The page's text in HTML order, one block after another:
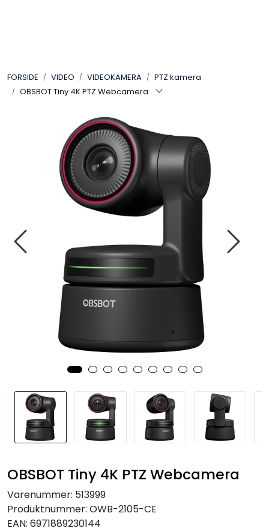
FORSIDE VIDEO VIDEOKAMERA
PTZ kamera
OBSBOT Tiny 4K PTZ Webcamera
OBSBOT Tiny 4K PTZ Webcamera
Varenummer: 513999
Produktnummer: OWB-2105-CE
EAN: 6971889230144
LYD
VAREMERKER
BRUKT
SAMTALEROM